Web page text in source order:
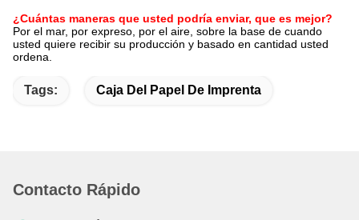
¿Cuántas maneras que usted podría enviar, que es mejor?
Por el mar, por expreso, por el aire, sobre la base de cuando
usted quiere recibir su producción y basado en cantidad usted
ordena.
Tags: Caja Del Papel De Imprenta
Contacto Rápido